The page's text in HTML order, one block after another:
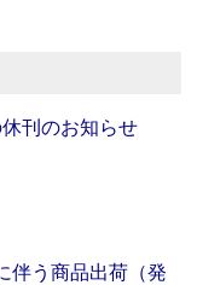
刊のお知らせ
伴う商品出荷（発